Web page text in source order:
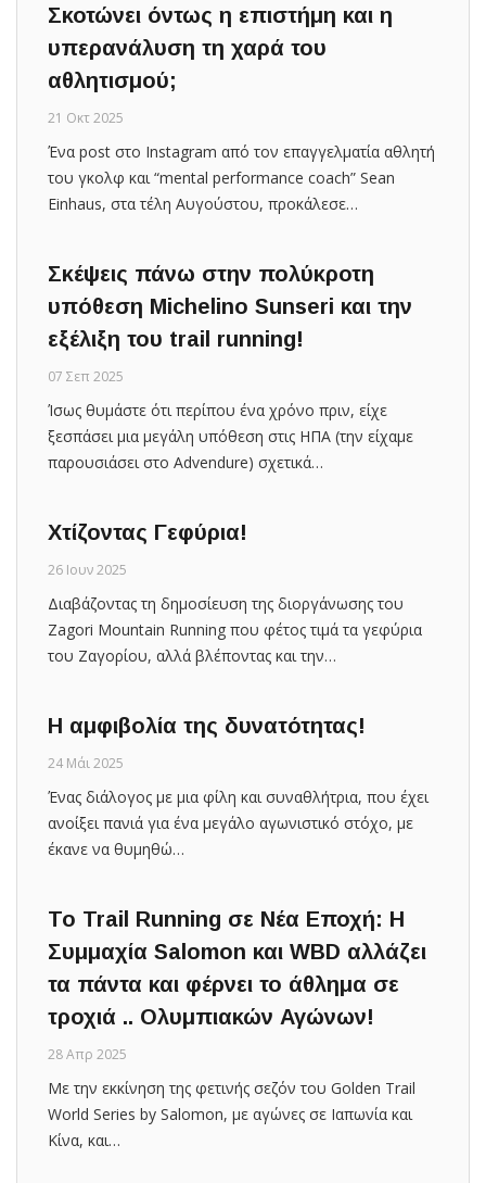
Σκοτώνει όντως η επιστήμη και η
υπερανάλυση τη χαρά του
αθλητισμού;
21 Οκτ 2025
Ένα post στο Instagram από τον επαγγελματία αθλητή
του γκολφ και “mental performance coach” Sean
Einhaus, στα τέλη Αυγούστου, προκάλεσε…
Σκέψεις πάνω στην πολύκροτη
υπόθεση Michelino Sunseri και την
εξέλιξη του trail running!
07 Σεπ 2025
Ίσως θυμάστε ότι περίπου ένα χρόνο πριν, είχε
ξεσπάσει μια μεγάλη υπόθεση στις ΗΠΑ (την είχαμε
παρουσιάσει στο Advendure) σχετικά…
Χτίζοντας Γεφύρια!
26 Ιουν 2025
Διαβάζοντας τη δημοσίευση της διοργάνωσης του
Zagori Mountain Running που φέτος τιμά τα γεφύρια
του Ζαγορίου, αλλά βλέποντας και την…
Η αμφιβολία της δυνατότητας!
24 Μάι 2025
Ένας διάλογος με μια φίλη και συναθλήτρια, που έχει
ανοίξει πανιά για ένα μεγάλο αγωνιστικό στόχο, με
έκανε να θυμηθώ…
Το Trail Running σε Νέα Εποχή: Η
Συμμαχία Salomon και WBD αλλάζει
τα πάντα και φέρνει το άθλημα σε
τροχιά .. Ολυμπιακών Αγώνων!
28 Απρ 2025
Με την εκκίνηση της φετινής σεζόν του Golden Trail
World Series by Salomon, με αγώνες σε Ιαπωνία και
Κίνα, και…